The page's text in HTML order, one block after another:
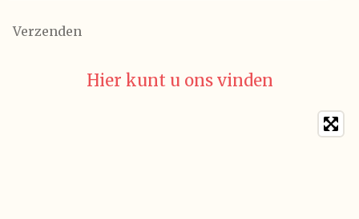
Verzenden
Hier kunt u ons vinden